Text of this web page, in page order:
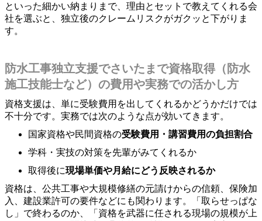
といった細かい納まりまで、理由とセットで教えてくれる会
社を選ぶと、独立後のクレームリスクがガクッと下がりま
す。
防水工事独立支援でさいたまで資格取得（防水
施工技能士など）の費用や実務での活かし方
資格支援は、単に受験費用を出してくれるかどうかだけでは
不十分です。実務では次のような点が効いてきます。
国家資格や民間資格の受験費用・講習費用の負担割合
学科・実技の対策を先輩がみてくれるか
取得後に現場単価や月給にどう反映されるか
資格は、公共工事や大規模修繕の元請けからの信頼、保険加
入、建設業許可の要件などにも関わります。「取らせっぱな
し」で終わるのか、「資格を武器に任される現場の規模が上